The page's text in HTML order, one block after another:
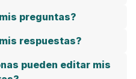
preguntas?
respuestas?
pueden editar mis